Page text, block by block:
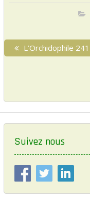
o
N
a
g
a
t
d
P
r
o
u
s
p
t
:
L’Orchidophile 241
Suivez nous